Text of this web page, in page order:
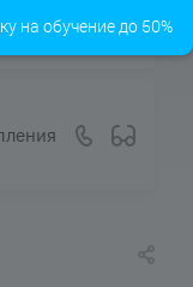
на обучение до 50%